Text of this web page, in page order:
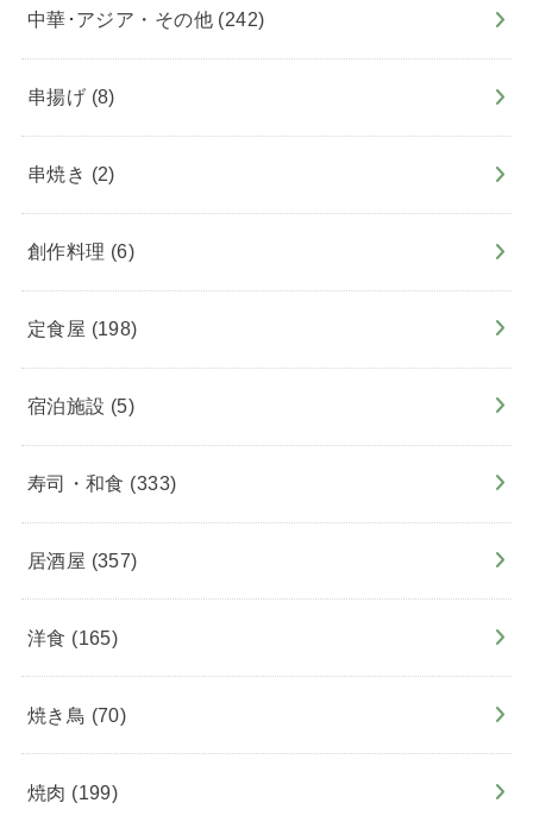
中華･アジア・その他 (242)
串揚げ (8)
串焼き (2)
創作料理 (6)
定食屋 (198)
宿泊施設 (5)
寿司・和食 (333)
居酒屋 (357)
洋食 (165)
焼き鳥 (70)
焼肉 (199)